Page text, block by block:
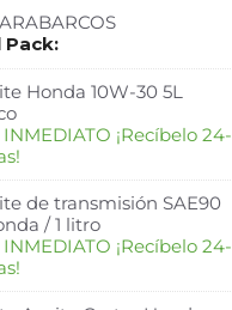
Pack:
Honda 10W-30 5L
¡Recíbelo 24-
de transmisión SAE90
/ 1 litro
¡Recíbelo 24-